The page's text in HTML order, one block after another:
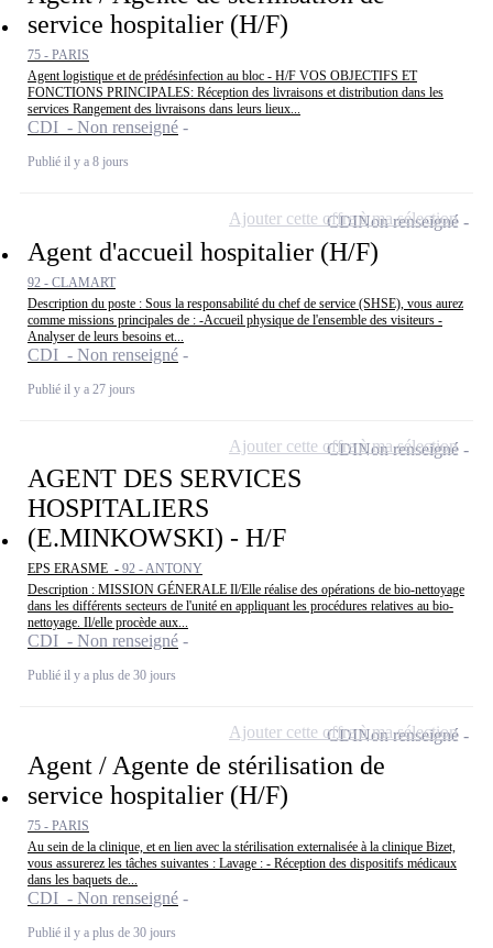
service hospitalier (H/F)
75 - PARIS
Agent logistique et de prédésinfection au bloc - H/F VOS OBJECTIFS ET
FONCTIONS PRINCIPALES: Réception des livraisons et distribution dans les
services Rangement des livraisons dans leurs lieux...
CDI - Non renseigné
Publié il y a 8 jours
Agent d'accueil hospitalier (H/F)
92 - CLAMART
Description du poste : Sous la responsabilité du chef de service (SHSE), vous aurez
comme missions principales de : -Accueil physique de l'ensemble des visiteurs -
Analyser de leurs besoins et...
CDI - Non renseigné
Publié il y a 27 jours
CDINon renseigné
Ajouter cette offre à ma sélection
AGENT DES SERVICES
HOSPITALIERS
(E.MINKOWSKI) - H/F
EPS ERASME - 92 - ANTONY
Description : MISSION GÉNERALE Il/Elle réalise des opérations de bio-nettoyage
dans les différents secteurs de l'unité en appliquant les procédures relatives au bio-
nettoyage. Il/elle procède aux...
CDI - Non renseigné
Publié il y a plus de 30 jours
CDINon renseigné
Ajouter cette offre à ma sélection
Agent / Agente de stérilisation de
service hospitalier (H/F)
75 - PARIS
Au sein de la clinique, et en lien avec la stérilisation externalisée à la clinique Bizet,
vous assurerez les tâches suivantes : Lavage : - Réception des dispositifs médicaux
dans les baquets de...
CDI - Non renseigné
Publié il y a plus de 30 jours
CDINon renseigné
Ajouter cette offre à ma sélection